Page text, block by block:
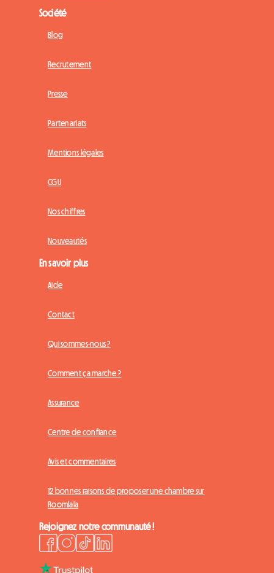
Société
Blog
Recrutement
Presse
Partenariats
Mentions légales
CGU
Nos chiffres
Nouveautés
En savoir plus
Aide
Contact
Qui sommes-nous ?
Comment ça marche ?
Assurance
Centre de confiance
Avis et commentaires
12 bonnes raisons de proposer une chambre sur
Roomlala
Rejoignez notre communauté !